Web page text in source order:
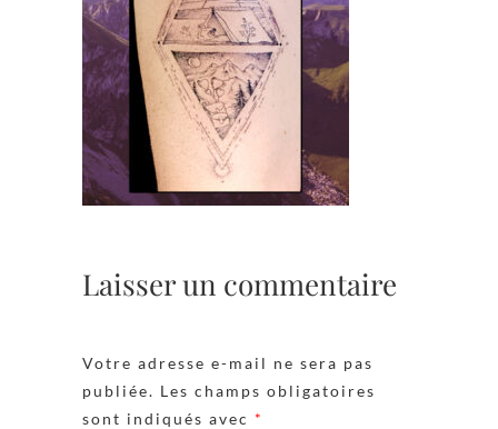
Laisser un commentaire
Votre adresse e-mail ne sera pas
publiée. Les champs obligatoires
sont indiqués avec *